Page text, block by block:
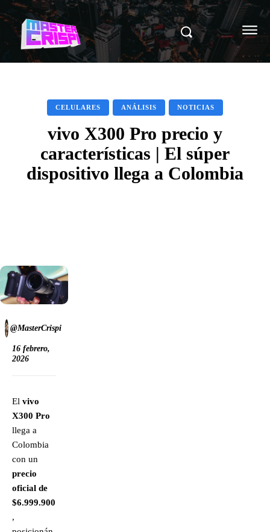
CELULARES ANÁLISIS NOTICIAS
vivo X300 Pro precio y
características | El súper
dispositivo llega a Colombia
@MasterCrispi
16 febrero,
2026
El vivo
X300 Pro
llega a
Colombia
con un
precio
oficial de
$6.999.900
,